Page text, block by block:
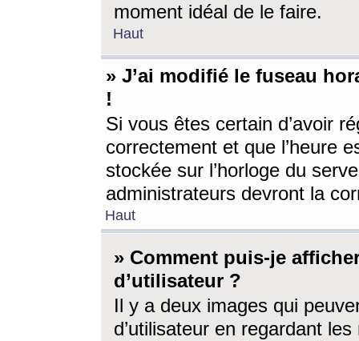
moment idéal de le faire.
Haut
» J’ai modifié le fuseau
!
Si vous êtes certain d’avoir
correctement et que l’heure
stockée sur l’horloge du
administrateurs devront la
Haut
» Comment puis-je
d’utilisateur ?
Il y a deux images qui
d’utilisateur en regardant